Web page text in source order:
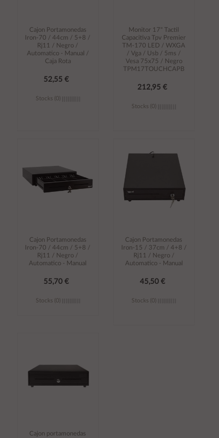
Cajon Portamonedas
Iron-70 / 44cm / 5+8 /
Rj11 / Negro /
Automatico - Manual /
Caja Rota
52,55 €
Stocks (0)
Monitor 17" Tactil
Capacitiva Tpv Premier
TM-170 LED / WXGA
/ Vga / Usb / 5ms /
Vesa 75x75 / Negro
TPM17TOUCHCAPB
212,95 €
Stocks (0)
carrito
Cajon Portamonedas
Iron-70 / 44cm / 5+8 /
Rj11 / Negro /
Automatico - Manual
55,70 €
Stocks (0)
Cajon Portamonedas
Iron-15 / 37cm / 4+8 /
Rj11 / Negro /
Automatico - Manual
45,50 €
Stocks (0)
Cajon portamonedas